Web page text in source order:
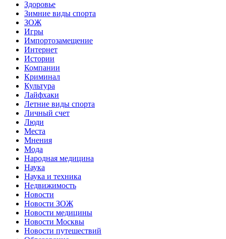
Здоровье
Зимние виды спорта
ЗОЖ
Игры
Импортозамещение
Интернет
Истории
Компании
Криминал
Культура
Лайфхаки
Летние виды спорта
Личный счет
Люди
Места
Мнения
Мода
Народная медицина
Наука
Наука и техника
Недвижимость
Новости
Новости ЗОЖ
Новости медицины
Новости Москвы
Новости путешествий